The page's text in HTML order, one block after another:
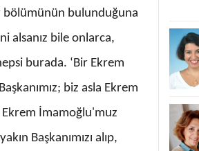
bölümünün bulunduğuna
alsanız bile onlarca,
burada. ‘Bir Ekrem
biz asla Ekrem
Ekrem İmamoğlu'muz
Başkanımızı alıp,